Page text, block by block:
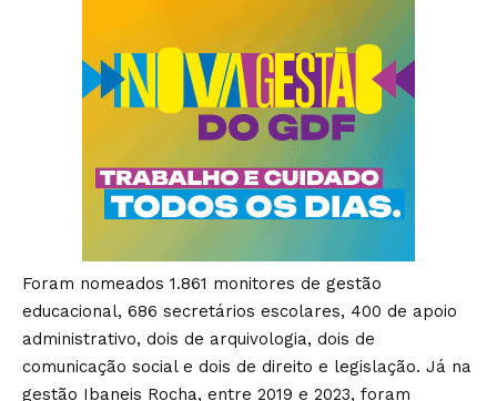
Foram nomeados 1.861 monitores de gestão
educacional, 686 secretários escolares, 400 de apoio
administrativo, dois de arquivologia, dois de
comunicação social e dois de direito e legislação. Já na
gestão Ibaneis Rocha, entre 2019 e 2023, foram